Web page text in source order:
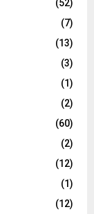
(52)
(7)
(13)
(3)
(1)
(2)
(60)
(2)
(12)
(1)
(12)